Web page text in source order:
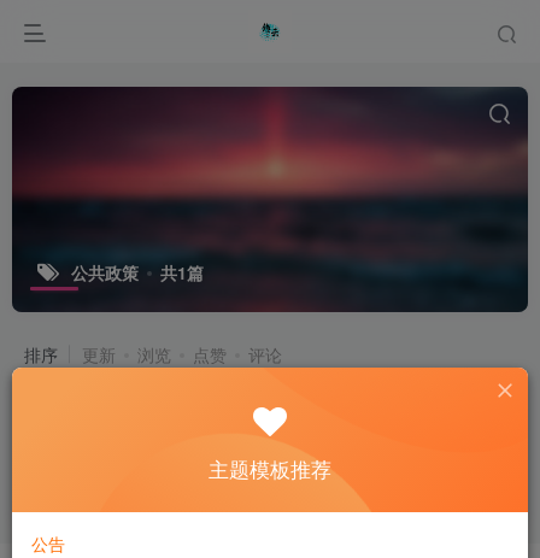
公共政策 共1篇
排序 更新 浏览 点赞 评论
解锁数据可视化：用代码让数据“说话”
产品介绍 品牌故事
主题模板推荐
公告